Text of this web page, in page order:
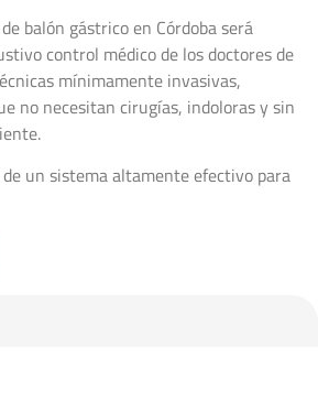
balón gástrico en Córdoba será
control médico de los doctores de
mínimamente invasivas,
no necesitan cirugías, indoloras y sin
un sistema altamente efectivo para